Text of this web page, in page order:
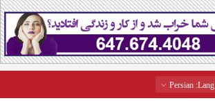
Lang
: Persian